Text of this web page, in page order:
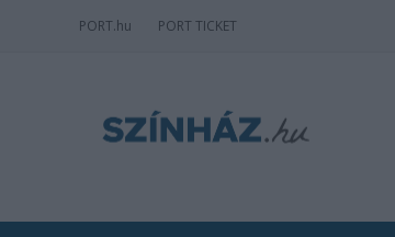
PORT.hu PORT TICKET